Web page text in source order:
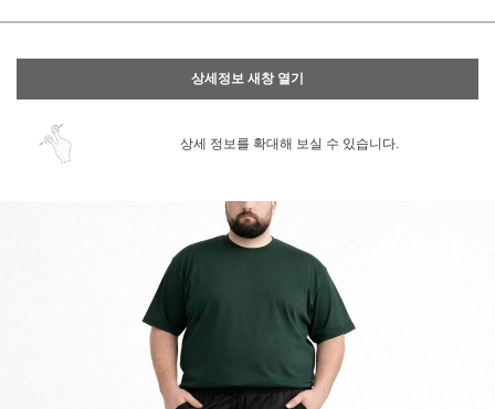
상세정보 새창 열기
상세 정보를 확대해 보실 수 있습니다.